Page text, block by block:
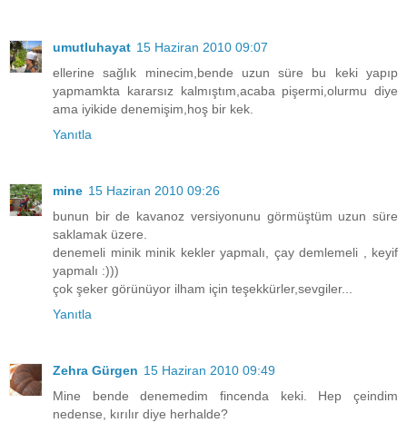
umutluhayat 15 Haziran 2010 09:07
ellerine sağlık minecim,bende uzun süre bu keki yapıp
yapmamkta kararsız kalmıştım,acaba pişermi,olurmu diye
ama iyikide denemişim,hoş bir kek.
Yanıtla
mine 15 Haziran 2010 09:26
bunun bir de kavanoz versiyonunu görmüştüm uzun süre
saklamak üzere.
denemeli minik minik kekler yapmalı, çay demlemeli , keyif
yapmalı :)))
çok şeker görünüyor ilham için teşekkürler,sevgiler...
Yanıtla
Zehra Gürgen 15 Haziran 2010 09:49
Mine bende denemedim fincenda keki. Hep çeindim
nedense, kırılır diye herhalde?